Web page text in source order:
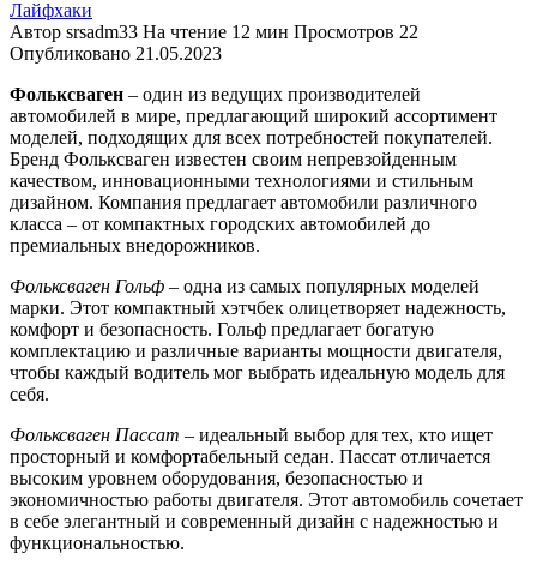
Лайфхаки
Автор srsadm33 На чтение 12 мин Просмотров 22
Опубликовано 21.05.2023
Фольксваген – один из ведущих производителей
автомобилей в мире, предлагающий широкий ассортимент
моделей, подходящих для всех потребностей покупателей.
Бренд Фольксваген известен своим непревзойденным
качеством, инновационными технологиями и стильным
дизайном. Компания предлагает автомобили различного
класса – от компактных городских автомобилей до
премиальных внедорожников.
Фольксваген Гольф – одна из самых популярных моделей
марки. Этот компактный хэтчбек олицетворяет надежность,
комфорт и безопасность. Гольф предлагает богатую
комплектацию и различные варианты мощности двигателя,
чтобы каждый водитель мог выбрать идеальную модель для
себя.
Фольксваген Пассат – идеальный выбор для тех, кто ищет
просторный и комфортабельный седан. Пассат отличается
высоким уровнем оборудования, безопасностью и
экономичностью работы двигателя. Этот автомобиль сочетает
в себе элегантный и современный дизайн с надежностью и
функциональностью.